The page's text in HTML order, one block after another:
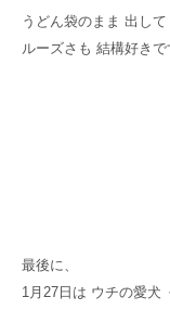
うどん袋のまま 出して
ルーズさも 結構好き
最後に、
1月27日は ウチの愛犬